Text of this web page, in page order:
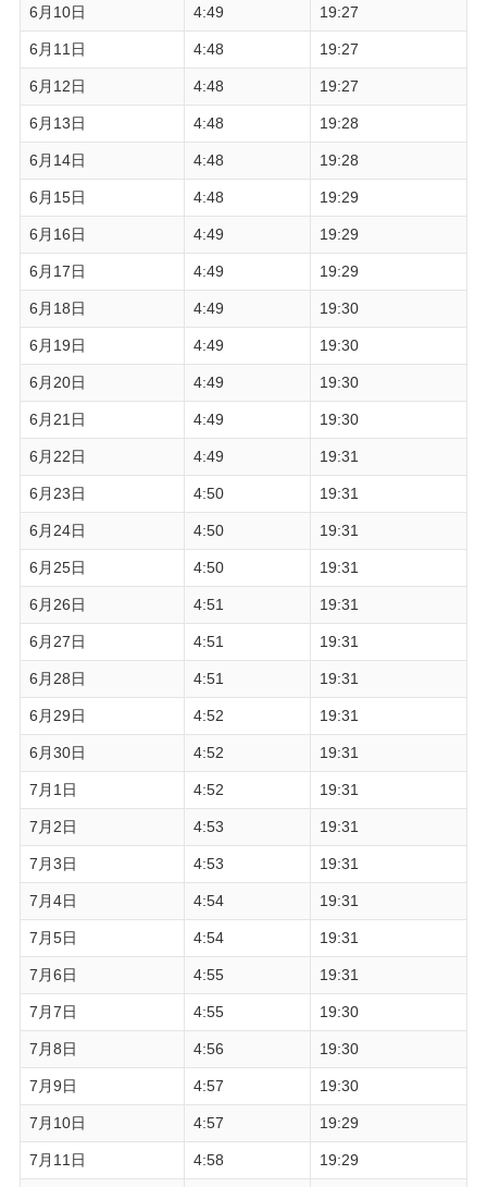
6月10日 4:49 19:27
6月11日 4:48 19:27
6月12日 4:48 19:27
6月13日 4:48 19:28
6月14日 4:48 19:28
6月15日 4:48 19:29
6月16日 4:49 19:29
6月17日 4:49 19:29
6月18日 4:49 19:30
6月19日 4:49 19:30
6月20日 4:49 19:30
6月21日 4:49 19:30
6月22日 4:49 19:31
6月23日 4:50 19:31
6月24日 4:50 19:31
6月25日 4:50 19:31
6月26日 4:51 19:31
6月27日 4:51 19:31
6月28日 4:51 19:31
6月29日 4:52 19:31
6月30日 4:52 19:31
7月1日 4:52 19:31
7月2日 4:53 19:31
7月3日 4:53 19:31
7月4日 4:54 19:31
7月5日 4:54 19:31
7月6日 4:55 19:31
7月7日 4:55 19:30
7月8日 4:56 19:30
7月9日 4:57 19:30
7月10日 4:57 19:29
7月11日 4:58 19:29